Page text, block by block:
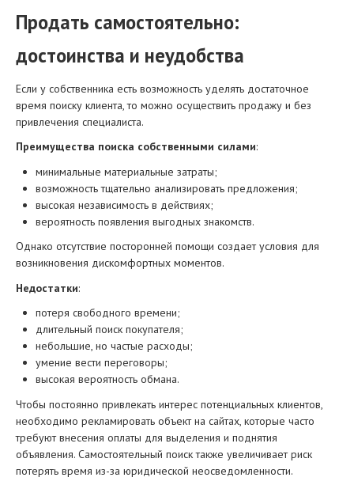
Продать самостоятельно:
достоинства и неудобства
Если у собственника есть возможность уделять достаточное
время поиску клиента, то можно осуществить продажу и без
привлечения специалиста.
Преимущества поиска собственными силами:
минимальные материальные затраты;
возможность тщательно анализировать предложения;
высокая независимость в действиях;
вероятность появления выгодных знакомств.
Однако отсутствие посторонней помощи создает условия для
возникновения дискомфортных моментов.
Недостатки:
потеря свободного времени;
длительный поиск покупателя;
небольшие, но частые расходы;
умение вести переговоры;
высокая вероятность обмана.
Чтобы постоянно привлекать интерес потенциальных клиентов,
необходимо рекламировать объект на сайтах, которые часто
требуют внесения оплаты для выделения и поднятия
объявления. Самостоятельный поиск также увеличивает риск
потерять время из-за юридической неосведомленности.